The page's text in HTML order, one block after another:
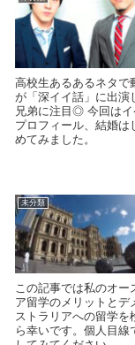
高校生あるあるネタで
が「深イイ話」に出演
兄弟に注目◎ 今回は
プロフィール、結婚は
めてみました。
未分類
この記事では私のオ
ア留学のメリットとデ
ストラリアへの留学
ら幸いです。個人目線